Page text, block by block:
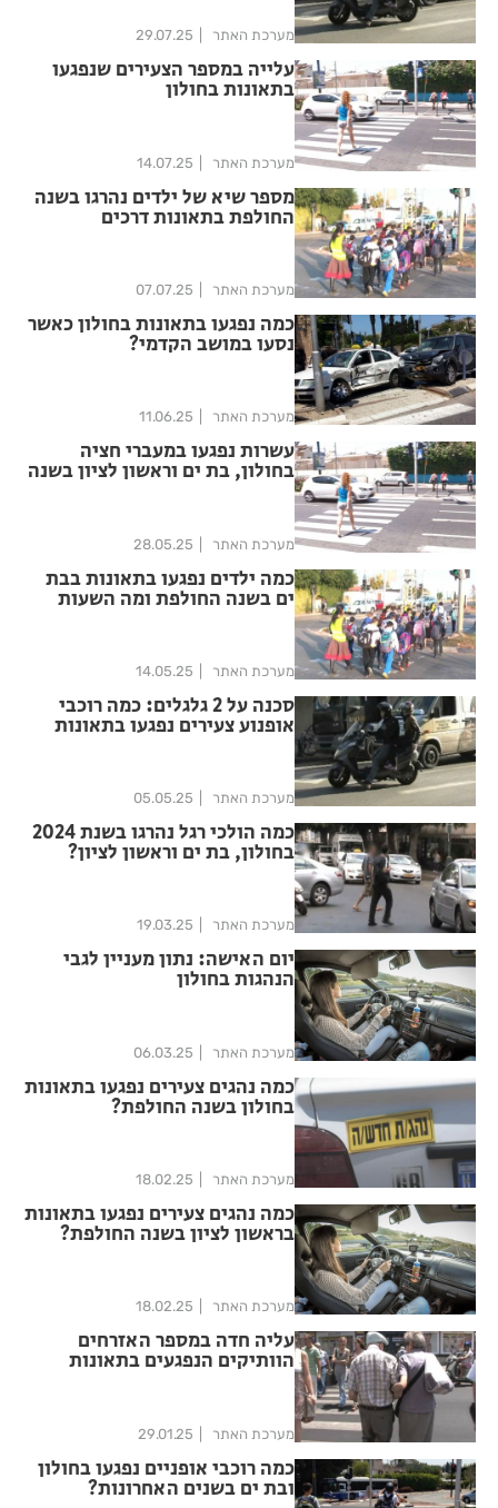
מערכת האתר 29.07.25
עלייה במספר הצעירים שנפגעו
בתאונות בחולון
מערכת האתר 14.07.25
מספר שיא של ילדים נהרגו בשנה
החולפת בתאונות דרכים
מערכת האתר 07.07.25
כמה נפגעו בתאונות בחולון כאשר
נסעו במושב הקדמי?
מערכת האתר 11.06.25
עשרות נפגעו במעברי חציה
בחולון, בת ים וראשון לציון בשנה
מערכת האתר 28.05.25
כמה ילדים נפגעו בתאונות בבת
ים בשנה החולפת ומה השעות
מערכת האתר 14.05.25
סכנה על 2 גלגלים: כמה רוכבי
אופנוע צעירים נפגעו בתאונות
מערכת האתר 05.05.25
כמה הולכי רגל נהרגו בשנת 2024
בחולון, בת ים וראשון לציון?
מערכת האתר 19.03.25
יום האישה: נתון מעניין לגבי
הנהגות בחולון
מערכת האתר 06.03.25
כמה נהגים צעירים נפגעו בתאונות
בחולון בשנה החולפת?
מערכת האתר 18.02.25
כמה נהגים צעירים נפגעו בתאונות
בראשון לציון בשנה החולפת?
מערכת האתר 18.02.25
עליה חדה במספר האזרחים
הוותיקים הנפגעים בתאונות
מערכת האתר 29.01.25
כמה רוכבי אופניים נפגעו בחולון
ובת ים בשנים האחרונות?